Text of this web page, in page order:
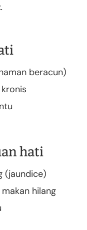
.
beracun)
hati
(jaundice)
hilang